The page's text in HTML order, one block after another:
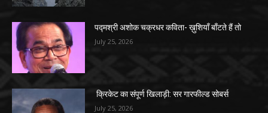
पद्मश्री अशोक चक्रधर कविता- ख़ुशियाँ बाँटते हैं तो
July 25, 2026
क्रिकेट का संपूर्ण खिलाड़ी: सर गारफील्ड सोबर्स
July 25, 2026